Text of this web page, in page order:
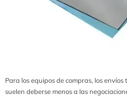
Para los equipos de compras, los
suelen deberse menos a las